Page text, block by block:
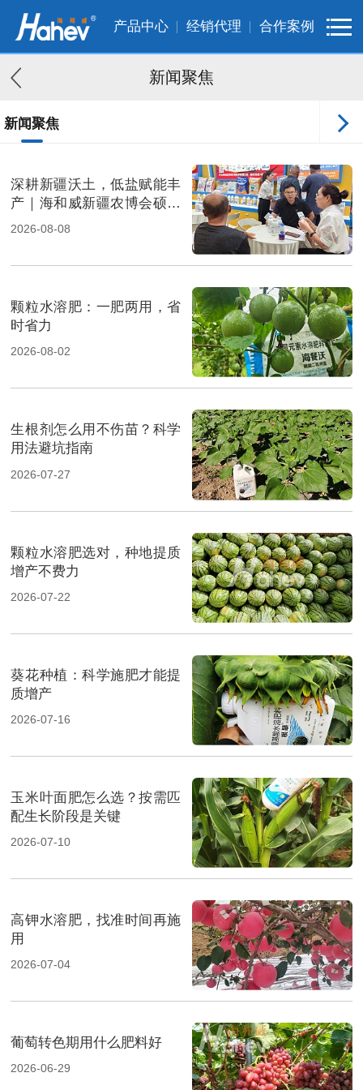
产品中心 经销代理 合作案例
新闻聚焦
新闻聚焦
深耕新疆沃土，低盐赋能丰
产｜海和威新疆农博会硕果
满载
2026-08-08
颗粒水溶肥：一肥两用，省
时省力
2026-08-02
生根剂怎么用不伤苗？科学
用法避坑指南
2026-07-27
颗粒水溶肥选对，种地提质
增产不费力
2026-07-22
葵花种植：科学施肥才能提
质增产
2026-07-16
玉米叶面肥怎么选？按需匹
配生长阶段是关键
2026-07-10
高钾水溶肥，找准时间再施
用
2026-07-04
葡萄转色期用什么肥料好
2026-06-29